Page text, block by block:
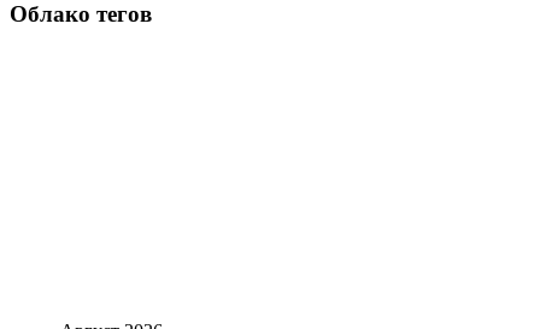
Облако тегов